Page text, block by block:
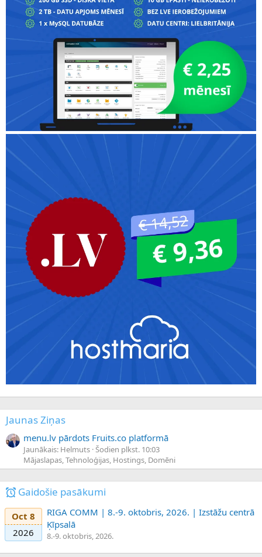
Jaunas Ziņas
menu.lv pārdots Fruits.co platformā
Jaunākais: Helmuts Šodien plkst. 10:03
Mājaslapas, Tehnoloģijas, Hostings, Domēni
Gaidošie pasākumi
Oct 8
2026
RIGA COMM | 8.-9. oktobris, 2026. | Izstāžu centrā
Ķīpsalā
8.-9. oktobris, 2026.